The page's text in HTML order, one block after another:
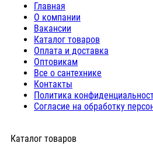
Главная
О компании
Вакансии
Каталог товаров
Оплата и доставка
Оптовикам
Все о сантехнике
Контакты
Политика
Согласие на обработку
Каталог товаров